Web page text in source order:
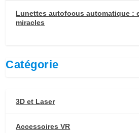
Lunettes autofocus automatique :
miracles
Catégorie
3D et Laser
Accessoires VR